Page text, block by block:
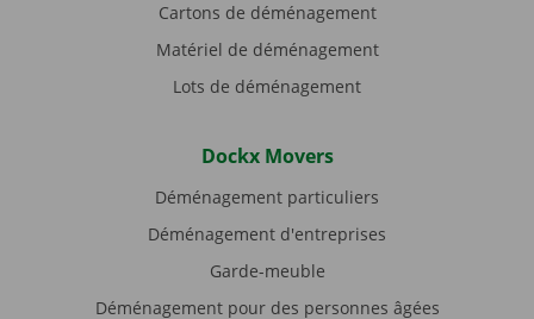
Cartons de déménagement
Matériel de déménagement
Lots de déménagement
Dockx Movers
Déménagement particuliers
Déménagement d'entreprises
Garde-meuble
Déménagement pour des personnes âgées